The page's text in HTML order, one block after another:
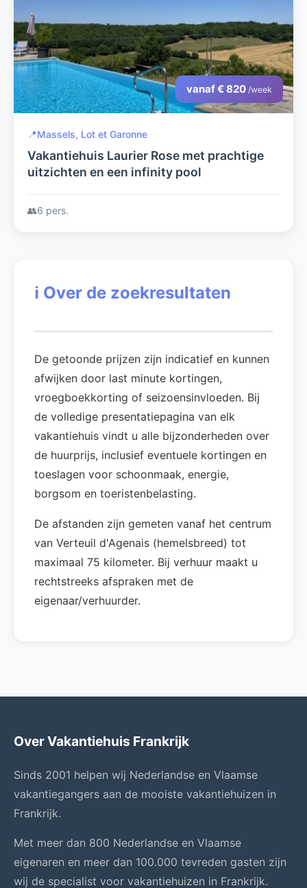
vanaf € 820 /week
📍Massels, Lot et Garonne
Vakantiehuis Laurier Rose met prachtige
uitzichten en een infinity pool
👥6 pers.
ℹ️ Over de zoekresultaten
De getoonde prijzen zijn indicatief en kunnen
afwijken door last minute kortingen,
vroegboekkorting of seizoensinvloeden. Bij
de volledige presentatiepagina van elk
vakantiehuis vindt u alle bijzonderheden over
de huurprijs, inclusief eventuele kortingen en
toeslagen voor schoonmaak, energie,
borgsom en toeristenbelasting.
De afstanden zijn gemeten vanaf het centrum
van Verteuil d'Agenais (hemelsbreed) tot
maximaal 75 kilometer. Bij verhuur maakt u
rechtstreeks afspraken met de
eigenaar/verhuurder.
Over Vakantiehuis Frankrijk
Sinds 2001 helpen wij Nederlandse en Vlaamse
vakantiegangers aan de mooiste vakantiehuizen in
Frankrijk.
Met meer dan 800 Nederlandse en Vlaamse
eigenaren en meer dan 100.000 tevreden gasten zijn
wij de specialist voor vakantiehuizen in Frankrijk.